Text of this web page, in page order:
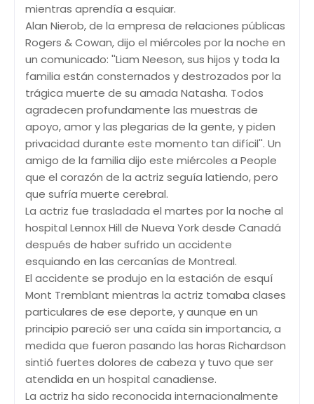
mientras aprendía a esquiar.
Alan Nierob, de la empresa de relaciones públicas
Rogers & Cowan, dijo el miércoles por la noche en
un comunicado: ''Liam Neeson, sus hijos y toda la
familia están consternados y destrozados por la
trágica muerte de su amada Natasha. Todos
agradecen profundamente las muestras de
apoyo, amor y las plegarias de la gente, y piden
privacidad durante este momento tan difícil''. Un
amigo de la familia dijo este miércoles a People
que el corazón de la actriz seguía latiendo, pero
que sufría muerte cerebral.
La actriz fue trasladada el martes por la noche al
hospital Lennox Hill de Nueva York desde Canadá
después de haber sufrido un accidente
esquiando en las cercanías de Montreal.
El accidente se produjo en la estación de esquí
Mont Tremblant mientras la actriz tomaba clases
particulares de ese deporte, y aunque en un
principio pareció ser una caída sin importancia, a
medida que fueron pasando las horas Richardson
sintió fuertes dolores de cabeza y tuvo que ser
atendida en un hospital canadiense.
La actriz ha sido reconocida internacionalmente